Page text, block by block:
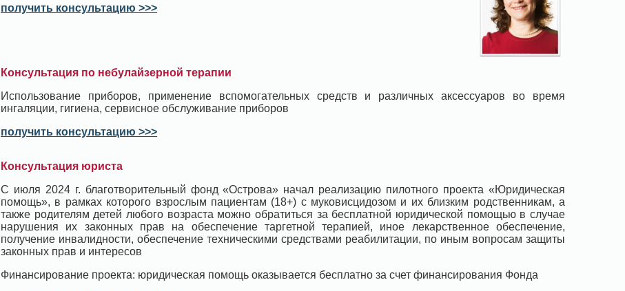
получить консультацию >>>
Консультация по небулайзерной терапии
Использование приборов, применение вспомогательных средств и различных аксессуаров во время
ингаляции, гигиена, сервисное обслуживание приборов
получить консультацию >>>
Консультация юриста
С июля 2024 г. благотворительный фонд «Острова» начал реализацию пилотного проекта «Юридическая
помощь», в рамках которого взрослым пациентам (18+) с муковисцидозом и их близким родственникам, а
также родителям детей любого возраста можно обратиться за бесплатной юридической помощью в случае
нарушения их законных прав на обеспечение таргетной терапией, иное лекарственное обеспечение,
получение инвалидности, обеспечение техническими средствами реабилитации, по иным вопросам защиты
законных прав и интересов
Финансирование проекта: юридическая помощь оказывается бесплатно за счет финансирования Фонда